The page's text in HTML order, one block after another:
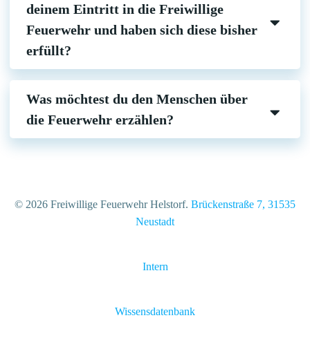
deinem Eintritt in die Freiwillige
Feuerwehr und haben sich diese bisher
erfüllt?
Was möchtest du den Menschen über
die Feuerwehr erzählen?
© 2026 Freiwillige Feuerwehr Helstorf. Brückenstraße 7, 31535
Neustadt
Intern
Wissensdatenbank